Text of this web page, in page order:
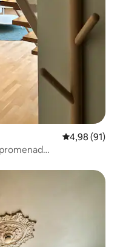
4,98 av 5 i
4,98 (91)